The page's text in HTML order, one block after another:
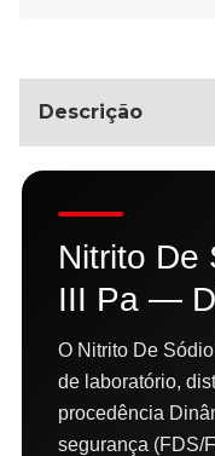
Descrição
Nitrito De
III Pa —
O Nitrito De
de laboratório,
procedência
segurança (FDS/